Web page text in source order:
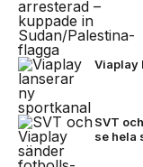
Viaplay
SVT
se hela